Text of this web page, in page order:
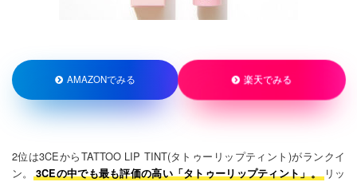
AMAZONでみる 楽天でみる
2位は3CEからTATTOO LIP TINT(タトゥーリップティント)がランクイ
ン。
3CEの中でも最も評価の高い「タトゥーリップティント」。 リッ